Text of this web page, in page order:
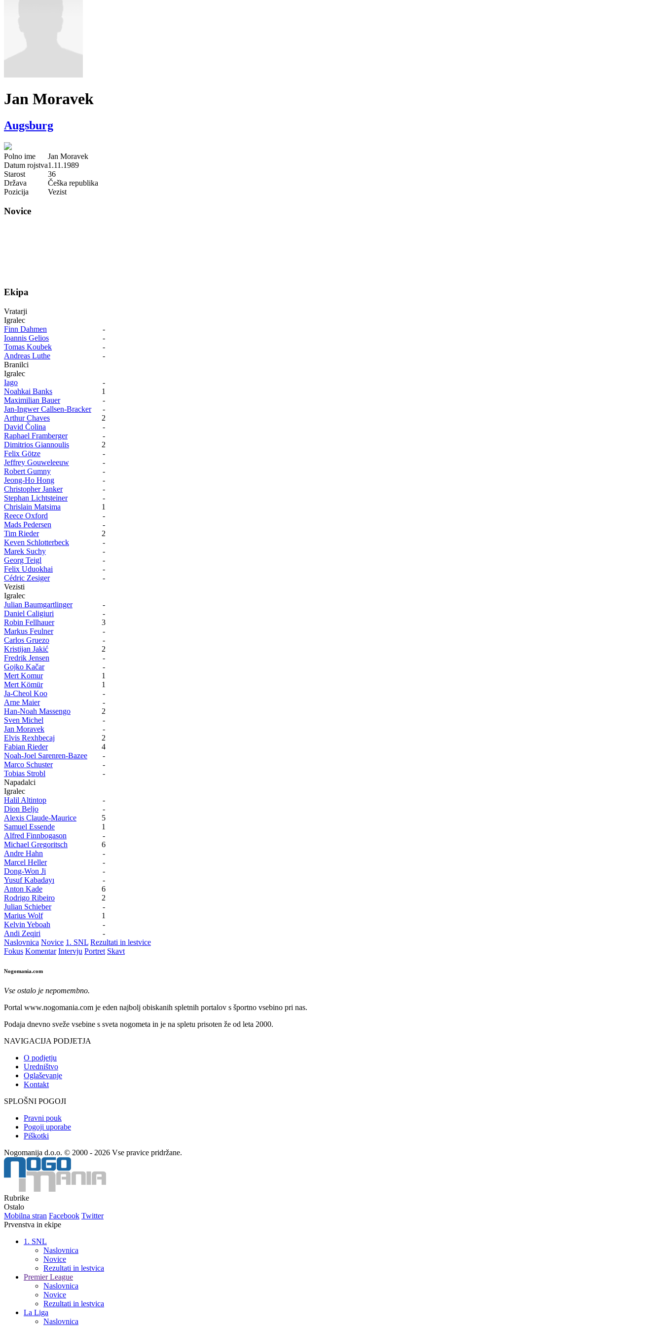
Jan Moravek
Augsburg
Polno ime
Jan Moravek
Datum rojstva1.11.1989
Starost
36
Država
Češka republika
Pozicija
Vezist
Novice
Ekipa
Vratarji
Igralec
Finn Dahmen
-
Ioannis Gelios
-
Tomas Koubek
-
Andreas Luthe
-
Branilci
Igralec
Iago
-
Noahkai Banks
1
Maximilian Bauer
-
Jan-Ingwer Callsen-Bracker
-
Arthur Chaves
2
David Čolina
-
Raphael Framberger
-
Dimitrios Giannoulis
2
Felix Götze
-
Jeffrey Gouweleeuw
-
Robert Gumny
-
Jeong-Ho Hong
-
Christopher Janker
-
Stephan Lichtsteiner
-
Chrislain Matsima
1
Reece Oxford
-
Mads Pedersen
-
Tim Rieder
2
Keven Schlotterbeck
-
Marek Suchy
-
Georg Teigl
-
Felix Uduokhai
-
Cédric Zesiger
-
Vezisti
Igralec
Julian Baumgartlinger
-
Daniel Caligiuri
-
Robin Fellhauer
3
Markus Feulner
-
Carlos Gruezo
-
Kristijan Jakić
2
Fredrik Jensen
-
Gojko Kačar
-
Mert Komur
1
Mert Kömür
1
Ja-Cheol Koo
-
Arne Maier
-
Han-Noah Massengo
2
Sven Michel
-
Jan Moravek
-
Elvis Rexhbecaj
2
Fabian Rieder
4
Noah-Joel Sarenren-Bazee
-
Marco Schuster
-
Tobias Strobl
-
Napadalci
Igralec
Halil Altintop
-
Dion Beljo
-
Alexis Claude-Maurice
5
Samuel Essende
1
Alfred Finnbogason
-
Michael Gregoritsch
6
Andre Hahn
-
Marcel Heller
-
Dong-Won Ji
-
Yusuf Kabadayı
-
Anton Kade
6
Rodrigo Ribeiro
2
Julian Schieber
-
Marius Wolf
1
Kelvin Yeboah
-
Andi Zeqiri
-
Naslovnica Novice 1. SNL Rezultati in lestvice
Fokus Komentar Intervju Portret Skavt
Nogomania.com
Vse ostalo je nepomembno.
Portal www.nogomania.com je eden najbolj obiskanih spletnih portalov s športno vsebino pri nas.
Podaja dnevno sveže vsebine s sveta nogometa in je na spletu prisoten že od leta 2000.
NAVIGACIJA PODJETJA
O podjetju
Uredništvo
Oglaševanje
Kontakt
SPLOŠNI POGOJI
Pravni pouk
Pogoji uporabe
Piškotki
Nogomanija d.o.o. © 2000 - 2026 Vse pravice pridržane.
Rubrike
Ostalo
Mobilna stran Facebook Twitter
Prvenstva in ekipe
1. SNL
Naslovnica
Novice
Rezultati in lestvica
Premier League
Naslovnica
Novice
Rezultati in lestvica
La Liga
Naslovnica